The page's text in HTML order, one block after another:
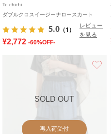
Te chichi
ダブルクロスイージーナロースカート
5.0 （1）
レビュー
を見る
¥2,772 -60%OFF-
SOLD OUT
再入荷受付